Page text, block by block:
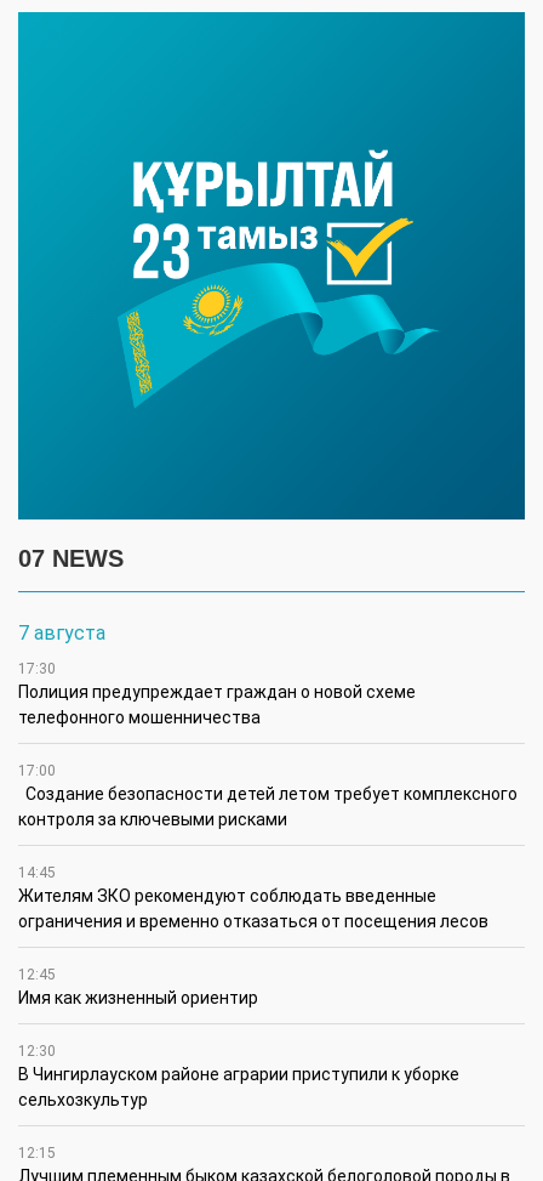
07 NEWS
7 августа
17:30
Полиция предупреждает граждан о новой схеме
телефонного мошенничества
17:00
Создание безопасности детей летом требует комплексного
контроля за ключевыми рисками
14:45
Жителям ЗКО рекомендуют соблюдать введенные
ограничения и временно отказаться от посещения лесов
12:45
Имя как жизненный ориентир
12:30
В Чингирлауском районе аграрии приступили к уборке
сельхозкультур
12:15
Лучшим племенным быком казахской белоголовой породы в